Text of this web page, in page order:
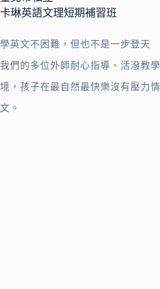
卡琳英語文理短期補習班
學英文不困難，但也不是一步登天
我們的多位外師耐心指導、活潑教
境，孩子在最自然最快樂沒有壓力
文。